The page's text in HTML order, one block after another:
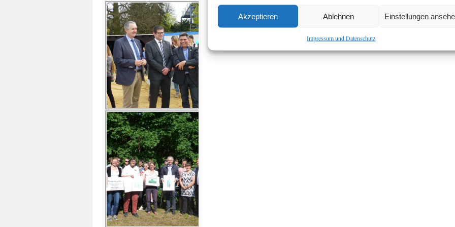
Akzeptieren Ablehnen Einstellungen
Impressum und Datenschutz